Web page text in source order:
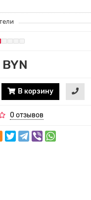
В корзину
0 отзывов